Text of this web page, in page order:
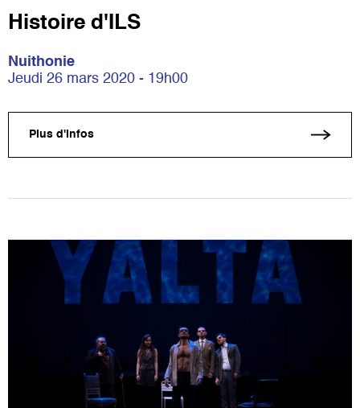
Histoire d'ILS
Nuithonie
Jeudi 26 mars 2020 - 19h00
Plus d'infos